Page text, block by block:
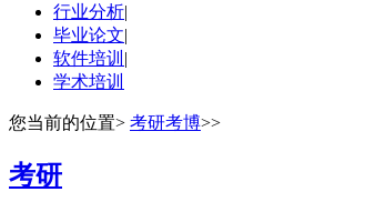
行业分析|
毕业论文|
软件培训 |
学术培训
您当前的位置> 考研考博>>
考研